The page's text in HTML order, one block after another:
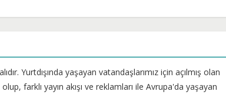
Yurtdışında yaşayan vatandaşlarımız için açılmış olan
farklı yayın akışı ve reklamları ile Avrupa'da yaşayan